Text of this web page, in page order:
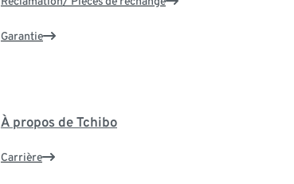
Garantie
À propos de Tchibo
Carrière